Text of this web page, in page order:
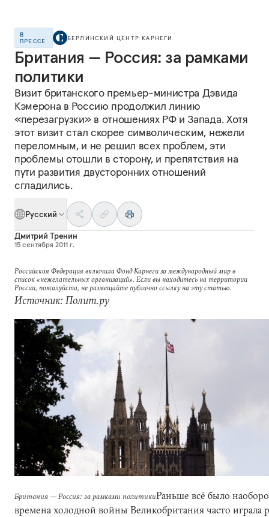
В
ПРЕССЕ
БЕРЛИНСКИЙ ЦЕНТР КАРНЕГИ
Британия — Россия: за рамками
политики
Визит британского премьер-министра Дэвида
Кэмерона в Россию продолжил линию
«перезагрузки» в отношениях РФ и Запада. Хотя
этот визит стал скорее символическим, нежели
переломным, и не решил всех проблем, эти
проблемы отошли в сторону, и препятствия на
пути развития двусторонних отношений
сгладились.
Русский
Дмитрий Тренин
15 сентября 2011 г.
Российская Федерация включила Фонд Карнеги за международный мир в
список «нежелательных организаций». Если вы находитесь на территории
России, пожалуйста, не размещайте публично ссылку на эту статью.
Источник: Полит.ру
Британия — Россия: за рамками политикиРаньше всё было
времена холодной войны Великобритания часто играла